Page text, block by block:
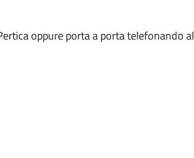
oppure porta a porta telefonando al